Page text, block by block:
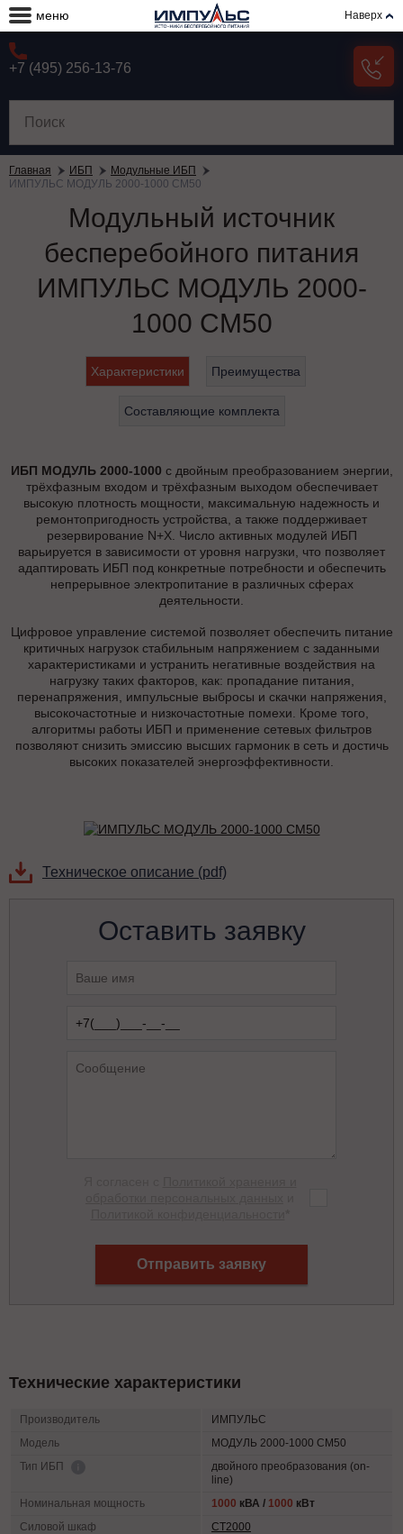
меню Наверх
+7 (495) 256-13-76
Главная ИБП
Модульные ИБП
ИМПУЛЬС МОДУЛЬ 2000-1000 СМ50
Модульный источник
бесперебойного питания
ИМПУЛЬС МОДУЛЬ 2000-
1000 СМ50
Характеристики Преимущества
Составляющие комплекта
ИБП МОДУЛЬ 2000-1000 с двойным преобразованием энергии,
трёхфазным входом и трёхфазным выходом обеспечивает
высокую плотность мощности, максимальную надежность и
ремонтопригодность устройства, а также поддерживает
резервирование N+X. Число активных модулей ИБП
варьируется в зависимости от уровня нагрузки, что позволяет
адаптировать ИБП под конкретные потребности и обеспечить
непрерывное электропитание в различных сферах
деятельности.
Цифровое управление системой позволяет обеспечить питание
критичных нагрузок стабильным напряжением с заданными
характеристиками и устранить негативные воздействия на
нагрузку таких факторов, как: пропадание питания,
перенапряжения, импульсные выбросы и скачки напряжения,
высокочастотные и низкочастотные помехи. Кроме того,
алгоритмы работы ИБП и применение сетевых фильтров
позволяют снизить эмиссию высших гармоник в сеть и достичь
высоких показателей энергоэффективности.
Техническое описание (pdf)
Оставить заявку
Отправить заявку
Технические характеристики
Производитель
ИМПУЛЬС
Модель
МОДУЛЬ 2000-1000 СМ50
Тип ИБП
двойного преобразования (on-
line)
Номинальная мощность
1000 кВА / 1000 кВт
Силовой шкаф
СТ2000